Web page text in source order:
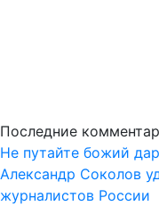
Последние
Не путайте божий
Александр Соколов
журналистов России